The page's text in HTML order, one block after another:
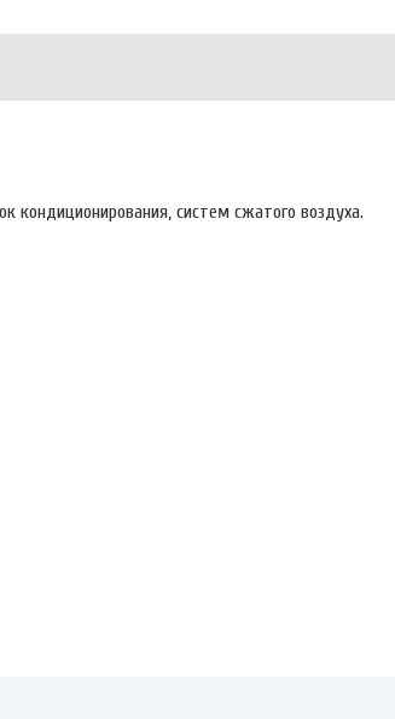
кондиционирования, систем сжатого воздуха.